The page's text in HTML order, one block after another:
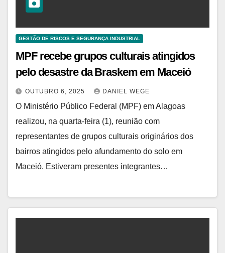
GESTÃO DE RISCOS E SEGURANÇA INDUSTRIAL
MPF recebe grupos culturais atingidos
pelo desastre da Braskem em Maceió
OUTUBRO 6, 2025 DANIEL WEGE
O Ministério Público Federal (MPF) em Alagoas
realizou, na quarta-feira (1), reunião com
representantes de grupos culturais originários dos
bairros atingidos pelo afundamento do solo em
Maceió. Estiveram presentes integrantes…